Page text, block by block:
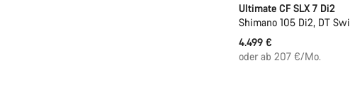
Ultimate CF SLX 7 Di2
Shimano 105 Di2, DT
4.499 €
oder ab 207 €/Mo.